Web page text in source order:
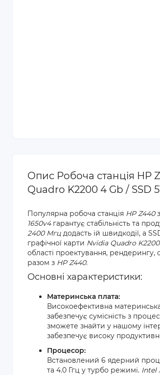
Опис Робоча станція HP
Quadro K2200 4 Gb / SSD
Популярна робоча станція HP Z440
1650v4гарантує стабільність та
2400 Мгц додасть ій швидкодії, а
графічної карти Nvidia Quadro K2200
області проектування,
разом з HP Z440.
Основні характеристики:
Материнська плата:
Високоефективна материнська
забезпечує сумісність з
зможете знайти у нашому
забезпечує високу
Процесор:
Встановлений 6 ядерний
та 4.0 Ггц у турбо режимі. Intel